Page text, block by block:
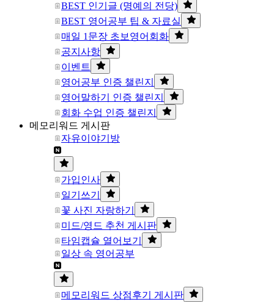
BEST 인기글 (명예의 전당)
BEST 영어공부 팁 & 자료실
매일 1문장 초보영어회화
공지사항
이벤트
영어공부 인증 챌린지
영어말하기 인증 챌린지
회화 수업 인증 챌린지
메모리워드 게시판
자유이야기방
가입인사
일기쓰기
꽃 사진 자랑하기
미드/영드 추천 게시판
타임캡슐 열어보기
일상 속 영어공부
메모리워드 상점후기 게시판